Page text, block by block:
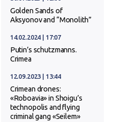
Golden Sands of
Aksyonov and “Monolith”
14.02.2024 | 17:07
Putin’s schutzmanns.
Crimea
12.09.2023 | 13:44
Crimean drones:
«Roboavia» in Shoigu’s
technopolis and flying
criminal gang «Seilem»